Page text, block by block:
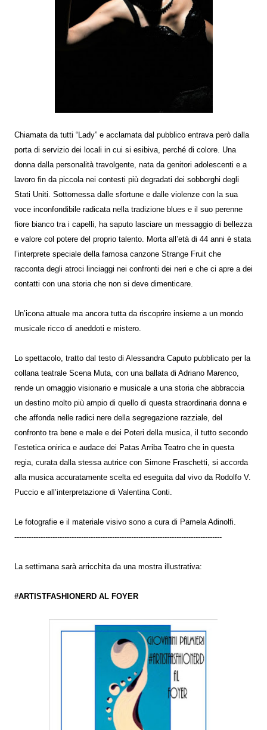
Chiamata da tutti “Lady” e acclamata dal pubblico entrava però dalla
porta di servizio dei locali in cui si esibiva, perché di colore. Una
donna dalla personalità travolgente, nata da genitori adolescenti e a
lavoro fin da piccola nei contesti più degradati dei sobborghi degli
Stati Uniti. Sottomessa dalle sfortune e dalle violenze con la sua
voce inconfondibile radicata nella tradizione blues e il suo perenne
fiore bianco tra i capelli, ha saputo lasciare un messaggio di bellezza
e valore col potere del proprio talento. Morta all’età di 44 anni è stata
l’interprete speciale della famosa canzone Strange Fruit che
racconta degli atroci linciaggi nei confronti dei neri e che ci apre a dei
contatti con una storia che non si deve dimenticare.
Un’icona attuale ma ancora tutta da riscoprire insieme a un mondo
musicale ricco di aneddoti e mistero.
Lo spettacolo, tratto dal testo di Alessandra Caputo pubblicato per la
collana teatrale Scena Muta, con una ballata di Adriano Marenco,
rende un omaggio visionario e musicale a una storia che abbraccia
un destino molto più ampio di quello di questa straordinaria donna e
che affonda nelle radici nere della segregazione razziale, del
confronto tra bene e male e dei Poteri della musica, il tutto secondo
l’estetica onirica e audace dei Patas Arriba Teatro che in questa
regia, curata dalla stessa autrice con Simone Fraschetti, si accorda
alla musica accuratamente scelta ed eseguita dal vivo da Rodolfo V.
Puccio e all’interpretazione di Valentina Conti.
Le fotografie e il materiale visivo sono a cura di Pamela Adinolfi.
---------------------------------------------------------------------------------------
La settimana sarà arricchita da una mostra illustrativa:
#ARTISTFASHIONERD AL FOYER